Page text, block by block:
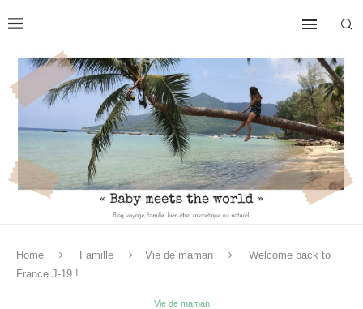
Home Famille Vie de maman
Welcome back to
France J-19 !
Vie de maman